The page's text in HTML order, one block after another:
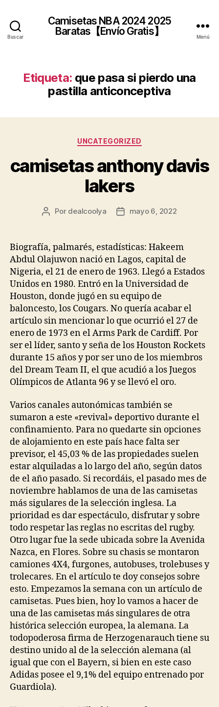
Buscar
Camisetas NBA 2024 2025
Baratas【Envío Gratis】
Menú
Etiqueta: que pasa si pierdo una
pastilla anticonceptiva
Categorías
UNCATEGORIZED
camisetas anthony davis
lakers
Autor
entrada
Por dealcoolya
Fecha
entrada
mayo 6, 2022
Biografía, palmarés, estadísticas: Hakeem
Abdul Olajuwon nació en Lagos, capital de
Nigeria, el 21 de enero de 1963. Llegó a Estados
Unidos en 1980. Entró en la Universidad de
Houston, donde jugó en su equipo de
baloncesto, los Cougars. No quería acabar el
artículo sin mencionar lo que ocurrió el 27 de
enero de 1973 en el Arms Park de Cardiff. Por
ser el líder, santo y seña de los Houston Rockets
durante 15 años y por ser uno de los miembros
del Dream Team II, el que acudió a los Juegos
Olímpicos de Atlanta 96 y se llevó el oro.
Varios canales autonómicas también se
sumaron a este «revival» deportivo durante el
confinamiento. Para no quedarte sin opciones
de alojamiento en este país hace falta ser
previsor, el 45,03 % de las propiedades suelen
estar alquiladas a lo largo del año, según datos
de el año pasado. Si recordáis, el pasado mes de
noviembre hablamos de una de las camisetas
más sigulares de la selección inglesa. La
prioridad es dar espectáculo, disfrutar y sobre
todo respetar las reglas no escritas del rugby.
Otro lugar fue la sede ubicada sobre la Avenida
Nazca, en Flores. Sobre su chasis se montaron
camiones 4X4, furgones, autobuses, trolebuses y
trolecares. En el artículo te doy consejos sobre
esto. Empezamos la semana con un artículo de
camisetas. Pues bien, hoy lo vamos a hacer de
una de las camisetas más singulares de otra
histórica selección europea, la alemana. La
todopoderosa firma de Herzogenarauch tiene su
destino unido al de la selección alemana (al
igual que con el Bayern, si bien en este caso
Adidas posee el 9,1% del equipo entrenado por
Guardiola).